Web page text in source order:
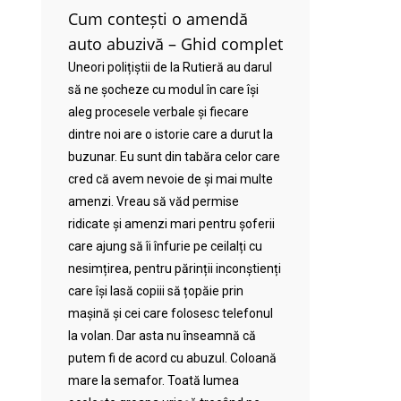
Cum contești o amendă
auto abuzivă – Ghid complet
Uneori polițiștii de la Rutieră au darul
să ne șocheze cu modul în care își
aleg procesele verbale și fiecare
dintre noi are o istorie care a durut la
buzunar. Eu sunt din tabăra celor care
cred că avem nevoie de și mai multe
amenzi. Vreau să văd permise
ridicate și amenzi mari pentru șoferii
care ajung să îi înfurie pe ceilalți cu
nesimțirea, pentru părinții inconștienți
care își lasă copiii să țopăie prin
mașină și cei care folosesc telefonul
la volan. Dar asta nu înseamnă că
putem fi de acord cu abuzul. Coloană
mare la semafor. Toată lumea